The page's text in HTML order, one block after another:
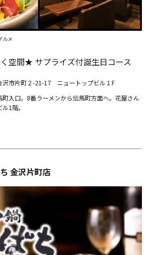
空間★ サプライズ付誕生日コース
沢市片町２-21-17 ニュートップビル１F
町入口。8番ラーメンから伝馬町方面へ。花屋さん
1階。
ルメ
金沢片町店